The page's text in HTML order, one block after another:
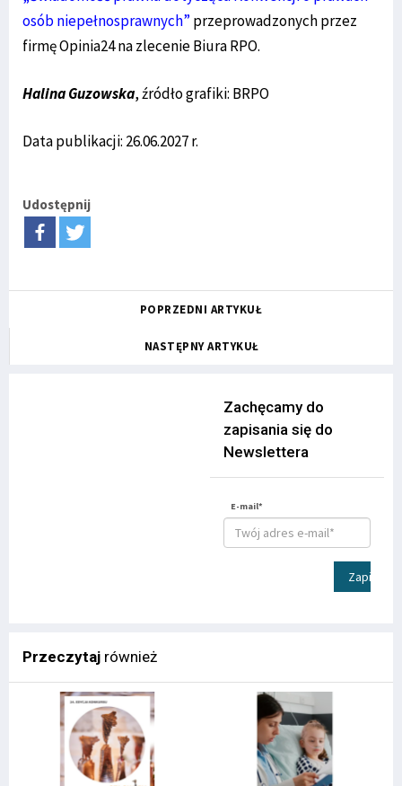
osób niepełnosprawnych” przeprowadzonych przez
firmę Opinia24 na zlecenie Biura RPO.
Halina Guzowska, źródło grafiki: BRPO
Data publikacji: 26.06.2027 r.
Udostępnij
POPRZEDNI ARTYKUŁ
NASTĘPNY ARTYKUŁ
Zachęcamy do
zapisania się do
Newslettera
E-mail*
Zapisz
Przeczytaj również